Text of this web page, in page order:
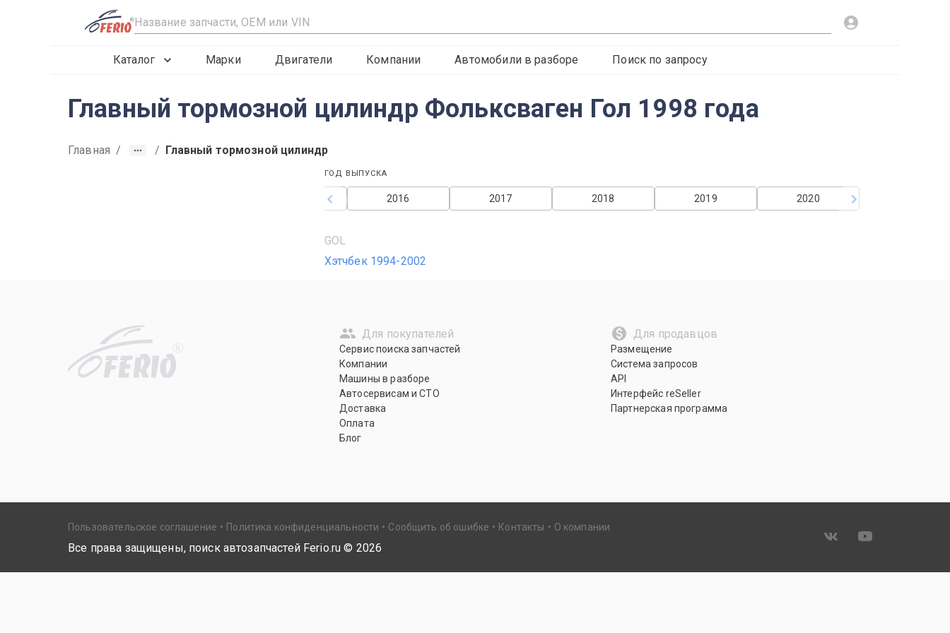
R
Каталог Марки Двигатели Компании Автомобили в разборе Поиск по запросу
Главный тормозной цилиндр Фольксваген Гол 1998 года
Главная / / Главный тормозной цилиндр
ГОД ВЫПУСКА
2020
2019
2018
2017
2016
GOL
Хэтчбек 1994-2002
R
Для покупателей
Сервис поиска запчастей
Компании
Машины в разборе
Автосервисам и СТО
Доставка
Оплата
Блог
Для продавцов
Размещение
Система запросов
API
Интерфейс reSeller
Партнерская программа
Пользовательское соглашение Политика конфиденциальности Сообщить об ошибке Контакты О компании
Все права защищены, поиск автозапчастей Ferio.ru © 2026